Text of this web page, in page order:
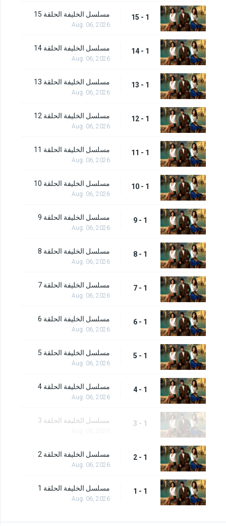
1 - 15 مسلسل الخليفة الحلقة 15
Aug. 06, 2026
1 - 14 مسلسل الخليفة الحلقة 14
Aug. 06, 2026
1 - 13 مسلسل الخليفة الحلقة 13
Aug. 06, 2026
1 - 12 مسلسل الخليفة الحلقة 12
Aug. 06, 2026
1 - 11 مسلسل الخليفة الحلقة 11
Aug. 06, 2026
1 - 10 مسلسل الخليفة الحلقة 10
Aug. 06, 2026
1 - 9 مسلسل الخليفة الحلقة 9
Aug. 06, 2026
1 - 8 مسلسل الخليفة الحلقة 8
Aug. 06, 2026
1 - 7 مسلسل الخليفة الحلقة 7
Aug. 06, 2026
1 - 6 مسلسل الخليفة الحلقة 6
Aug. 06, 2026
1 - 5 مسلسل الخليفة الحلقة 5
Aug. 06, 2026
1 - 4 مسلسل الخليفة الحلقة 4
Aug. 06, 2026
1 - 3 مسلسل الخليفة الحلقة 3
1 - 2 مسلسل الخليفة الحلقة 2
Aug. 06, 2026
1 - 1 مسلسل الخليفة الحلقة 1
Aug. 06, 2026